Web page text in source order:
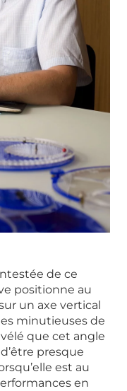
de ce
positionne au
un axe vertical
minutieuses de
que cet angle
presque
est au
en